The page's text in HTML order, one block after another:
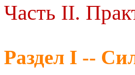
Часть II.
Раздел I --